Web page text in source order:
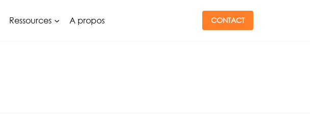
Ressources A propos CONTACT